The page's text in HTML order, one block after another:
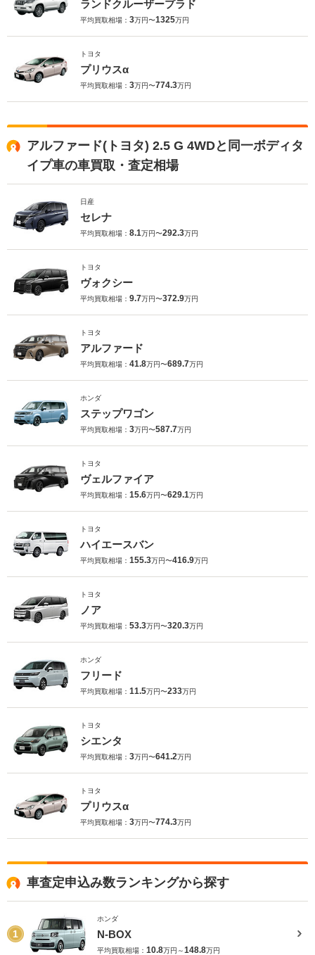
ランドクルーザープラド
平均買取相場： 3万円〜1325万円
トヨタ
プリウスα
平均買取相場： 3万円〜774.3万円
アルファード(トヨタ) 2.5 G 4WDと同一ボディタ
イプ車の車買取・査定相場
日産
セレナ
平均買取相場： 8.1万円〜292.3万円
トヨタ
ヴォクシー
平均買取相場： 9.7万円〜372.9万円
トヨタ
アルファード
平均買取相場： 41.8万円〜689.7万円
ホンダ
ステップワゴン
平均買取相場： 3万円〜587.7万円
トヨタ
ヴェルファイア
平均買取相場： 15.6万円〜629.1万円
トヨタ
ハイエースバン
平均買取相場： 155.3万円〜416.9万円
トヨタ
ノア
平均買取相場： 53.3万円〜320.3万円
ホンダ
フリード
平均買取相場： 11.5万円〜233万円
トヨタ
シエンタ
平均買取相場： 3万円〜641.2万円
トヨタ
プリウスα
平均買取相場： 3万円〜774.3万円
車査定申込み数ランキングから探す
1
ホンダ
N-BOX
平均買取相場： 10.8万円～148.8万円